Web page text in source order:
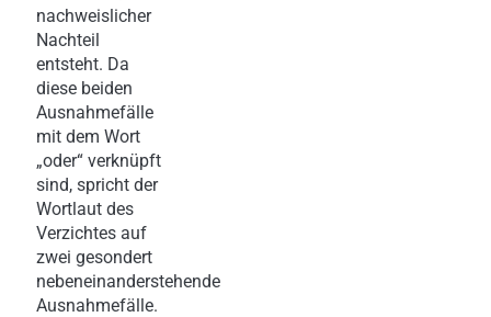
nachweislicher
Nachteil
entsteht. Da
diese beiden
Ausnahmefälle
mit dem Wort
„oder“ verknüpft
sind, spricht der
Wortlaut des
Verzichtes auf
zwei gesondert
nebeneinanderstehende
Ausnahmefälle.